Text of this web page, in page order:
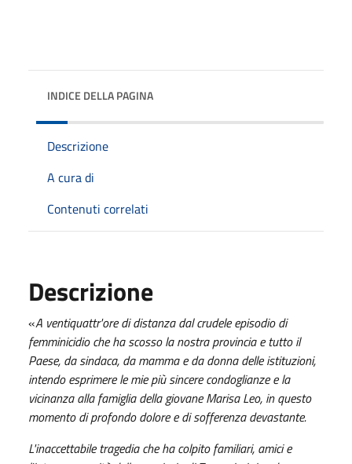
INDICE DELLA PAGINA
Descrizione
A cura di
Contenuti correlati
Descrizione
«A ventiquattr'ore di distanza dal crudele episodio di
femminicidio che ha scosso la nostra provincia e tutto il
Paese, da sindaca, da mamma e da donna delle istituzioni,
intendo esprimere le mie più sincere condoglianze e la
vicinanza alla famiglia della giovane Marisa Leo, in questo
momento di profondo dolore e di sofferenza devastante.
L'inaccettabile tragedia che ha colpito familiari, amici e